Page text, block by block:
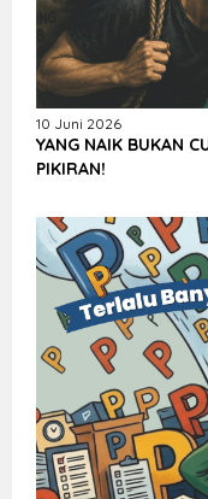
10 Juni 2026
YANG NAIK BUKAN
PIKIRAN!